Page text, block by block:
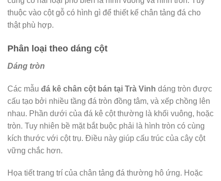
thuộc vào cột gỗ có hình gì để thiết kế chân tảng đá cho
thật phù hợp.
Phân loại theo dáng cột
Dáng tròn
Các mẫu đá kê chân cột bán tại Trà Vinh dáng tròn được
cấu tạo bởi nhiều tầng đá tròn đồng tâm, và xếp chồng lên
nhau. Phần dưới của đá kê cột thường là khối vuông, hoặc
tròn. Tuy nhiên bề mặt bắt buộc phải là hình tròn có cùng
kích thước với cột trụ. Điều này giúp cấu trúc của cây cột
vững chắc hơn.
Họa tiết trang trí của chân tảng đá thường hô ứng. Hoặc